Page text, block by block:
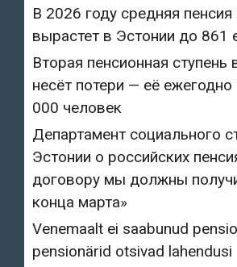
В 2026 году средняя пенсия
вырастет в Эстонии до 861
Вторая пенсионная ступень
несёт потери — её
000 человек
Департамент социального
Эстонии о российских
договору мы должны
конца марта»
Venemaalt ei saabunud
pensionärid otsivad lahendusi